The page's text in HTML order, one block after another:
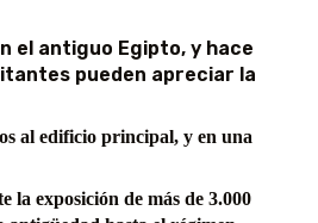
el antiguo Egipto, y hace
pueden apreciar la
al edificio principal, y en una
la exposición de más de 3.000